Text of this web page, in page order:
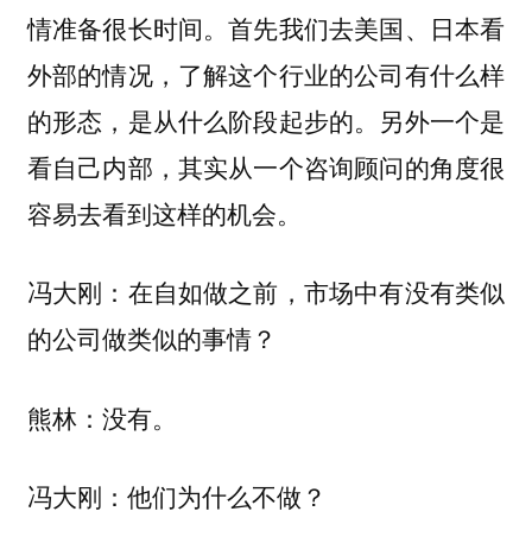
情准备很长时间。首先我们去美国、日本看
外部的情况，了解这个行业的公司有什么样
的形态，是从什么阶段起步的。另外一个是
看自己内部，其实从一个咨询顾问的角度很
容易去看到这样的机会。
冯大刚：在自如做之前，市场中有没有类似
的公司做类似的事情？
熊林： 没有。
冯大刚：他们为什么不做？